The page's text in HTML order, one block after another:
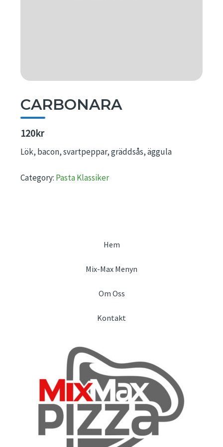
CARBONARA
120kr
Lök, bacon, svartpeppar, gräddsås, äggula
Category: Pasta Klassiker
Hem
Mix-Max Menyn
Om Oss
Kontakt